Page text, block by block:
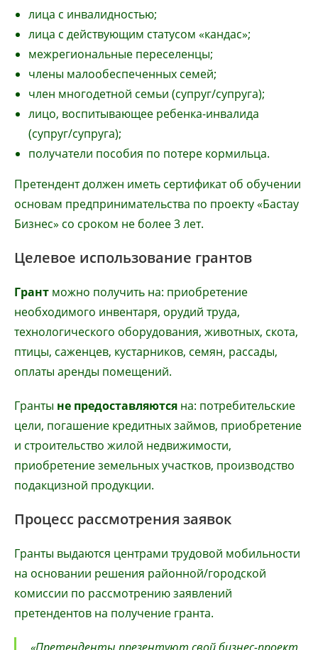
лица с инвалидностью;
лица с действующим статусом «кандас»;
межрегиональные переселенцы;
члены малообеспеченных семей;
член многодетной семьи (супруг/супруга);
лицо, воспитывающее ребенка-инвалида
(супруг/супруга);
получатели пособия по потере кормильца.
Претендент должен иметь сертификат об обучении
основам предпринимательства по проекту «Бастау
Бизнес» со сроком не более 3 лет.
Целевое использование грантов
Грант можно получить на: приобретение
необходимого инвентаря, орудий труда,
технологического оборудования, животных, скота,
птицы, саженцев, кустарников, семян, рассады,
оплаты аренды помещений.
Гранты не предоставляются на: потребительские
цели, погашение кредитных займов, приобретение
и строительство жилой недвижимости,
приобретение земельных участков, производство
подакцизной продукции.
Процесс рассмотрения заявок
Гранты выдаются центрами трудовой мобильности
на основании решения районной/городской
комиссии по рассмотрению заявлений
претендентов на получение гранта.